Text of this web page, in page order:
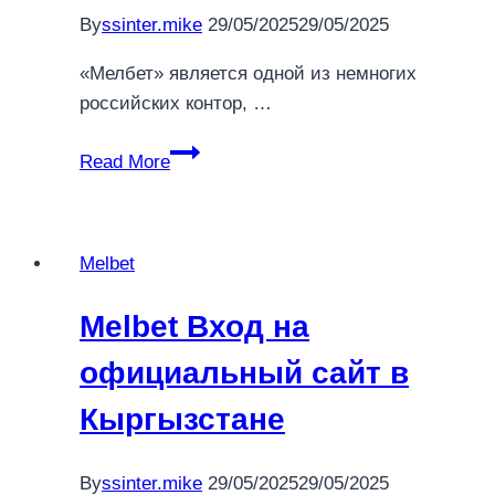
Byssinter.mike 29/05/202529/05/2025
«Мелбет» является одной из немногих
российских контор, …
Read More
Melbet
сайт
Melbet
Melbet Вход на
официальный сайт в
Кыргызстане
Byssinter.mike 29/05/202529/05/2025